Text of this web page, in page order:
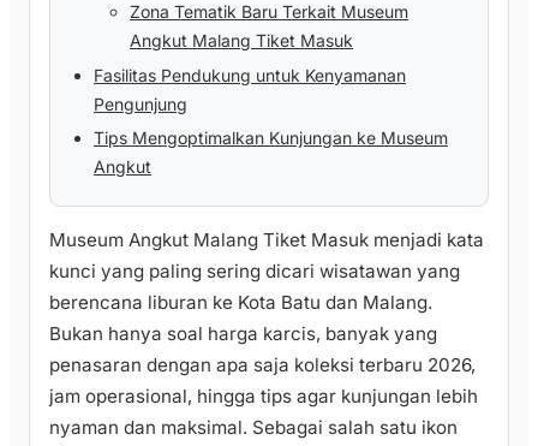
Zona Tematik Baru Terkait Museum
Angkut Malang Tiket Masuk
Fasilitas Pendukung untuk Kenyamanan
Pengunjung
Tips Mengoptimalkan Kunjungan ke Museum
Angkut
Museum Angkut Malang Tiket Masuk menjadi kata
kunci yang paling sering dicari wisatawan yang
berencana liburan ke Kota Batu dan Malang.
Bukan hanya soal harga karcis, banyak yang
penasaran dengan apa saja koleksi terbaru 2026,
jam operasional, hingga tips agar kunjungan lebih
nyaman dan maksimal. Sebagai salah satu ikon